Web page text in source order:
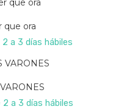
que ora
a 3 días hábiles
a 3 días hábiles